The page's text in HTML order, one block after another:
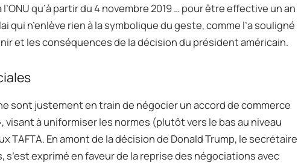
qu’à partir du 4 novembre 2019 … pour être effective un an
qui n’enlève rien à la symbolique du geste, comme l’a souligné
et les conséquences de la décision du président américain.
sont justement en train de négocier un accord de commerce
à uniformiser les normes (plutôt vers le bas au niveau
TAFTA. En amont de la décision de Donald Trump, le secrétaire
s’est exprimé en faveur de la reprise des négociations avec